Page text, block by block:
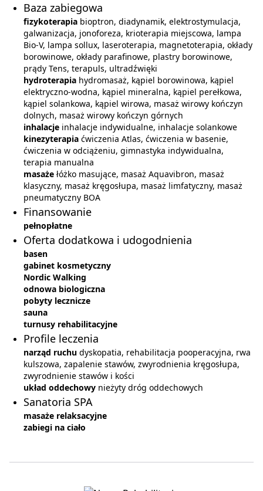
Baza zabiegowa
fizykoterapia bioptron, diadynamik, elektrostymulacja,
galwanizacja, jonoforeza, krioterapia miejscowa, lampa
Bio-V, lampa sollux, laseroterapia, magnetoterapia, okłady
borowinowe, okłady parafinowe, plastry borowinowe,
prądy Tens, terapuls, ultradźwięki
hydroterapia hydromasaż, kąpiel borowinowa, kąpiel
elektryczno-wodna, kąpiel mineralna, kąpiel perełkowa,
kąpiel solankowa, kąpiel wirowa, masaż wirowy kończyn
dolnych, masaż wirowy kończyn górnych
inhalacje inhalacje indywidualne, inhalacje solankowe
kinezyterapia ćwiczenia Atlas, ćwiczenia w basenie,
ćwiczenia w odciążeniu, gimnastyka indywidualna,
terapia manualna
masaże łóżko masujące, masaż Aquavibron, masaż
klasyczny, masaż kręgosłupa, masaż limfatyczny, masaż
pneumatyczny BOA
Finansowanie
pełnopłatne
Oferta dodatkowa i udogodnienia
basen
gabinet kosmetyczny
Nordic Walking
odnowa biologiczna
pobyty lecznicze
sauna
turnusy rehabilitacyjne
Profile leczenia
narząd ruchu dyskopatia, rehabilitacja pooperacyjna, rwa
kulszowa, zapalenie stawów, zwyrodnienia kręgosłupa,
zwyrodnienie stawów i kości
układ oddechowy nieżyty dróg oddechowych
Sanatoria SPA
masaże relaksacyjne
zabiegi na ciało